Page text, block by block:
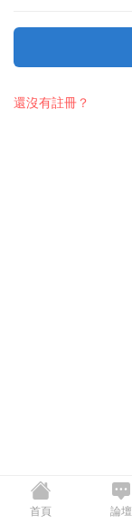
還沒有註冊？
首頁 論壇